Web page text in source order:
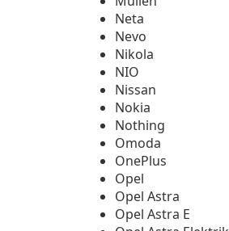
Neta
Nevo
Nikola
NIO
Nissan
Nokia
Nothing
Omoda
OnePlus
Opel
Opel Astra
Opel Astra E